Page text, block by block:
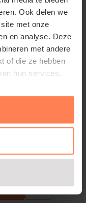
Ook delen we
met onze
en analyse. Deze
met andere
of die ze hebben
hun services.